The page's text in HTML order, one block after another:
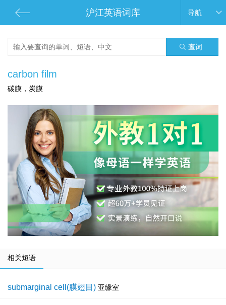
沪江英语词库 导航
查词
carbon film
碳膜，炭膜
相关短语
submarginal cell(膜翅目) 亚缘室